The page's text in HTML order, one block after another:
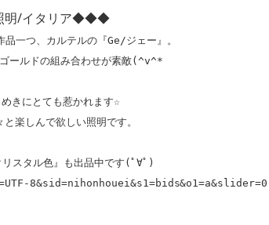
明/イタリア◆◆◆
一つ、カルテルの『Ge/ジェー』。
ールドの組み合わせが素敵(^v^*
きにとても惹かれます☆
楽しんで欲しい照明です。
8&sid=nihonhouei&s1=bids&o1=a&slider=0